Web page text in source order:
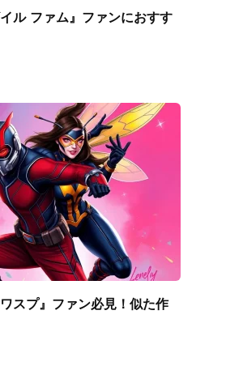
イル ファム』ファンにおすす
ワスプ』ファン必見！似た作